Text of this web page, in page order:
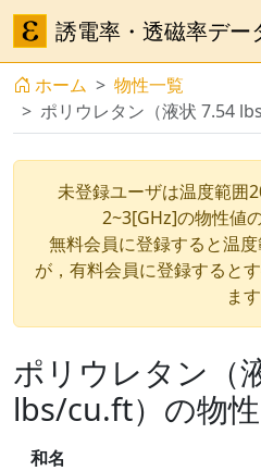
誘電率・透磁率デー
ホーム
物性一覧
ポリウレタン（液状 7.54
未登録ユーザは温度範
2~3[GHz]の物性値
無料会員に登録すると温
が，有料会員に登録すると
ます
ポリウレタン（
lbs/cu.ft）の物性
和名